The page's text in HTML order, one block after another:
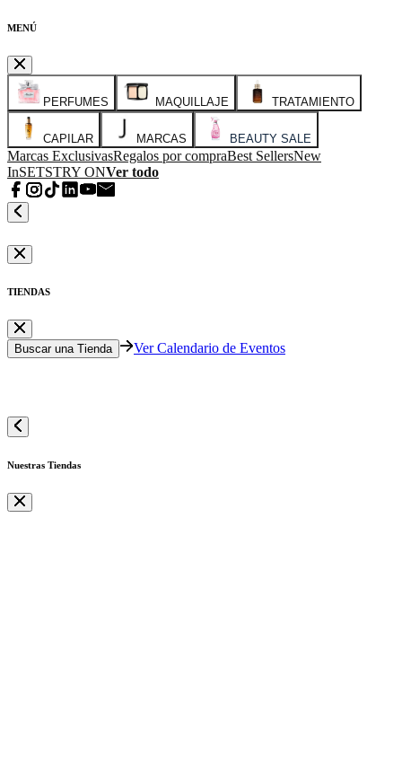
MENÚ
PERFUMES MAQUILLAJE TRATAMIENTO
CAPILAR MARCAS BEAUTY SALE
Marcas ExclusivasRegalos por compraBest SellersNew
InSETSTRY ONVer todo
TIENDAS
Buscar una Tienda Ver Calendario de Eventos
Nuestras Tiendas